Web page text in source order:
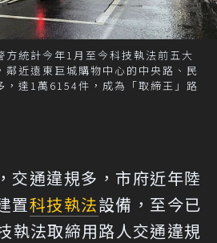
方統計今年1月至今科技執法前五大
鄰近遠東巨城購物中心的中央路、民
，達1萬6154件，成為「取締王」路
交通違規多，市府近年陸
置科技執法設備，至今已
執法取締用路人交通違規